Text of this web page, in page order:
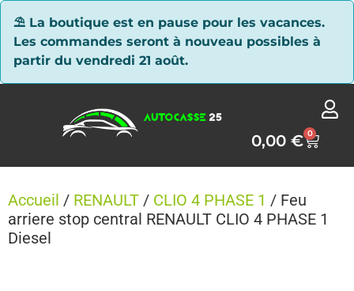
⛱ La boutique est en pause pour les vacances.
Les commandes seront à nouveau possibles à
partir du vendredi 21 août.
0,00€ 0
Accueil / RENAULT / CLIO 4 PHASE 1 / Feu
arriere stop central RENAULT CLIO 4 PHASE 1
Diesel
Panneau de gestion des cookies